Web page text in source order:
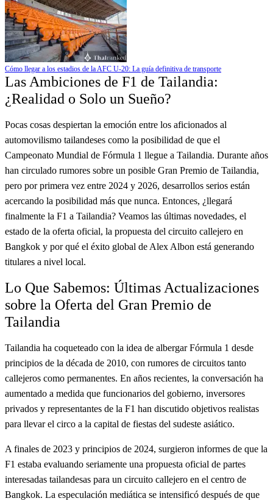
Cómo llegar a los estadios de la AFC U-20: La guía definitiva de transporte
Las Ambiciones de F1 de Tailandia:
¿Realidad o Solo un Sueño?
Pocas cosas despiertan la emoción entre los aficionados al
automovilismo tailandeses como la posibilidad de que el
Campeonato Mundial de Fórmula 1 llegue a Tailandia. Durante años
han circulado rumores sobre un posible Gran Premio de Tailandia,
pero por primera vez entre 2024 y 2026, desarrollos serios están
acercando la posibilidad más que nunca. Entonces, ¿llegará
finalmente la F1 a Tailandia? Veamos las últimas novedades, el
estado de la oferta oficial, la propuesta del circuito callejero en
Bangkok y por qué el éxito global de Alex Albon está generando
titulares a nivel local.
Lo Que Sabemos: Últimas Actualizaciones
sobre la Oferta del Gran Premio de
Tailandia
Tailandia ha coqueteado con la idea de albergar Fórmula 1 desde
principios de la década de 2010, con rumores de circuitos tanto
callejeros como permanentes. En años recientes, la conversación ha
aumentado a medida que funcionarios del gobierno, inversores
privados y representantes de la F1 han discutido objetivos realistas
para llevar el circo a la capital de fiestas del sudeste asiático.
A finales de 2023 y principios de 2024, surgieron informes de que la
F1 estaba evaluando seriamente una propuesta oficial de partes
interesadas tailandesas para un circuito callejero en el centro de
Bangkok. La especulación mediática se intensificó después de que